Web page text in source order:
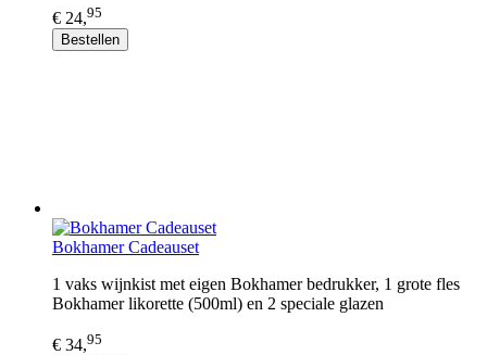
€ 24,95
Bestellen
Bokhamer Cadeauset
1 vaks wijnkist met eigen Bokhamer bedrukker, 1 grote fles
Bokhamer likorette (500ml) en 2 speciale glazen
€ 34,95